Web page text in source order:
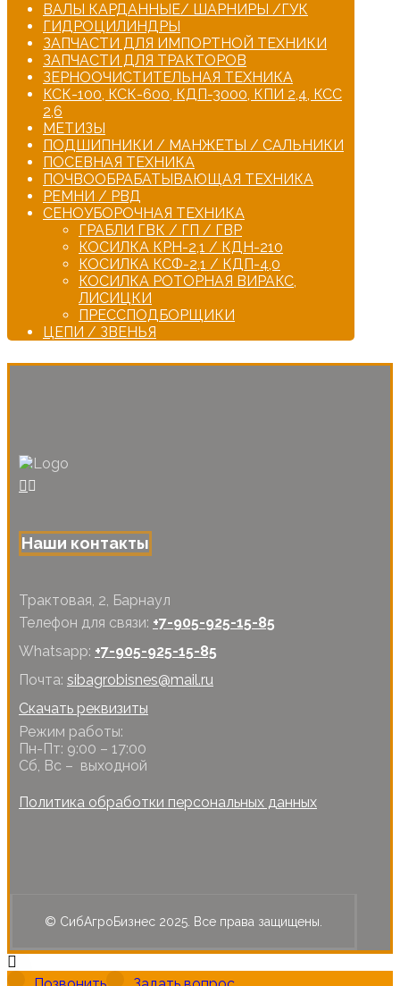
ВАЛЫ КАРДАННЫЕ/ ШАРНИРЫ /ГУК
ГИДРОЦИЛИНДРЫ
ЗАПЧАСТИ ДЛЯ ИМПОРТНОЙ ТЕХНИКИ
ЗАПЧАСТИ ДЛЯ ТРАКТОРОВ
ЗЕРНООЧИСТИТЕЛЬНАЯ ТЕХНИКА
КСК-100, КСК-600, КДП-3000, КПИ 2,4, КСС
2,6
МЕТИЗЫ
ПОДШИПНИКИ / МАНЖЕТЫ / САЛЬНИКИ
ПОСЕВНАЯ ТЕХНИКА
ПОЧВООБРАБАТЫВАЮЩАЯ ТЕХНИКА
РЕМНИ / РВД
СЕНОУБОРОЧНАЯ ТЕХНИКА
ГРАБЛИ ГВК / ГП / ГВР
КОСИЛКА КРН-2,1 / КДН-210
КОСИЛКА КСФ-2,1 / КДП-4,0
КОСИЛКА РОТОРНАЯ ВИРАКС,
ЛИСИЦКИ
ПРЕССПОДБОРЩИКИ
ЦЕПИ / ЗВЕНЬЯ
Наши контакты
Трактовая, 2, Барнаул
Телефон для связи: +7-905-925-15-85
Whatsapp: +7-905-925-15-85
Почта: sibagrobisnes@mail.ru
Скачать реквизиты
Режим работы:
Пн-Пт: 9:00 – 17:00
Сб, Вс – выходной
Политика обработки персональных данных
© СибАгроБизнес 2025. Все права защищены.